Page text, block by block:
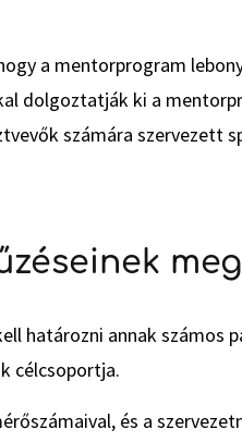
a mentorprogram
dolgoztatják ki a
számára szervezett
határozni annak számos
célcsoportja.
és a